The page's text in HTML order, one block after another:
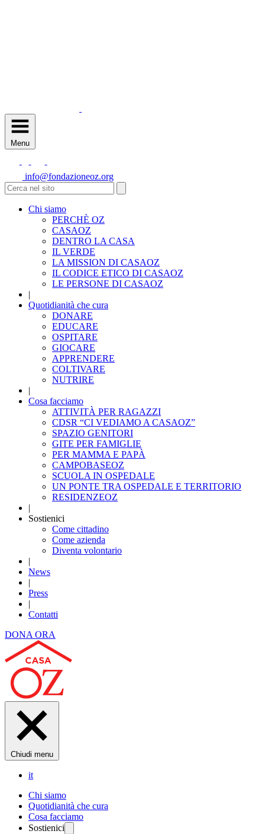
Menu
info@fondazioneoz.org
Chi siamo
PERCHÈ OZ
CASAOZ
DENTRO LA CASA
IL VERDE
LA MISSION DI CASAOZ
IL CODICE ETICO DI CASAOZ
LE PERSONE DI CASAOZ
|
Quotidianità che cura
DONARE
EDUCARE
OSPITARE
GIOCARE
APPRENDERE
COLTIVARE
NUTRIRE
|
Cosa facciamo
ATTIVITÀ PER RAGAZZI
CDSR “CI VEDIAMO A CASAOZ”
SPAZIO GENITORI
GITE PER FAMIGLIE
PER MAMMA E PAPÀ
CAMPOBASEOZ
SCUOLA IN OSPEDALE
UN PONTE TRA OSPEDALE E TERRITORIO
RESIDENZEOZ
|
Sostienici
Come cittadino
Come azienda
Diventa volontario
|
News
|
Press
|
Contatti
DONA ORA
Chiudi menu
it
Chi siamo
Quotidianità che cura
Cosa facciamo
Sostienici